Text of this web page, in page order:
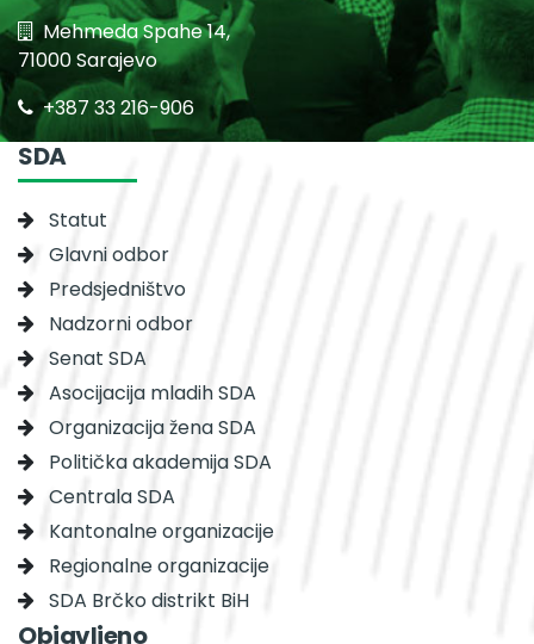
Mehmeda Spahe 14,
71000 Sarajevo
+387 33 216-906
SDA
Statut
Glavni odbor
Predsjedništvo
Nadzorni odbor
Senat SDA
Asocijacija mladih SDA
Organizacija žena SDA
Politička akademija SDA
Centrala SDA
Kantonalne organizacije
Regionalne organizacije
SDA Brčko distrikt BiH
Objavljeno